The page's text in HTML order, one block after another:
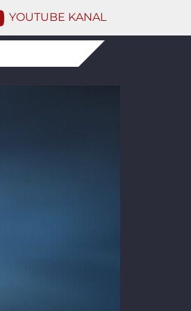
YOUTUBE KANAL